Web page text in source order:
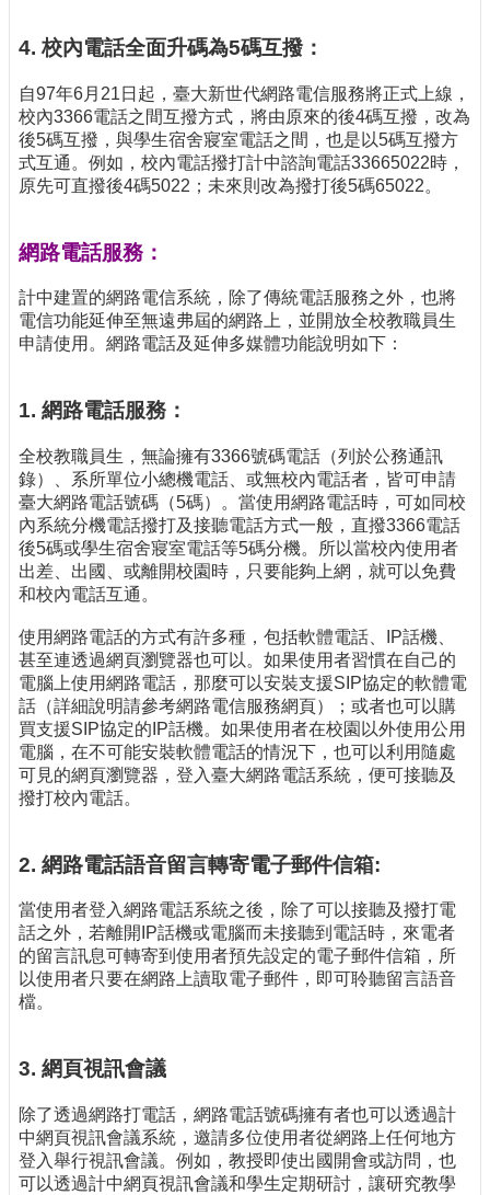
4. 校內電話全面升碼為5碼互撥：
自97年6月21日起，臺大新世代網路電信服務將正式上線，
校內3366電話之間互撥方式，將由原來的後4碼互撥，改為
後5碼互撥，與學生宿舍寢室電話之間，也是以5碼互撥方
式互通。例如，校內電話撥打計中諮詢電話33665022時，
原先可直撥後4碼5022；未來則改為撥打後5碼65022。
網路電話服務：
計中建置的網路電信系統，除了傳統電話服務之外，也將
電信功能延伸至無遠弗屆的網路上，並開放全校教職員生
申請使用。網路電話及延伸多媒體功能說明如下：
1. 網路電話服務：
全校教職員生，無論擁有3366號碼電話（列於公務通訊
錄）、系所單位小總機電話、或無校內電話者，皆可申請
臺大網路電話號碼（5碼）。當使用網路電話時，可如同校
內系統分機電話撥打及接聽電話方式一般，直撥3366電話
後5碼或學生宿舍寢室電話等5碼分機。所以當校內使用者
出差、出國、或離開校園時，只要能夠上網，就可以免費
和校內電話互通。
使用網路電話的方式有許多種，包括軟體電話、IP話機、
甚至連透過網頁瀏覽器也可以。如果使用者習慣在自己的
電腦上使用網路電話，那麼可以安裝支援SIP協定的軟體電
話（詳細說明請參考網路電信服務網頁）；或者也可以購
買支援SIP協定的IP話機。如果使用者在校園以外使用公用
電腦，在不可能安裝軟體電話的情況下，也可以利用隨處
可見的網頁瀏覽器，登入臺大網路電話系統，便可接聽及
撥打校內電話。
2. 網路電話語音留言轉寄電子郵件信箱:
當使用者登入網路電話系統之後，除了可以接聽及撥打電
話之外，若離開IP話機或電腦而未接聽到電話時，來電者
的留言訊息可轉寄到使用者預先設定的電子郵件信箱，所
以使用者只要在網路上讀取電子郵件，即可聆聽留言語音
檔。
3. 網頁視訊會議
除了透過網路打電話，網路電話號碼擁有者也可以透過計
中網頁視訊會議系統，邀請多位使用者從網路上任何地方
登入舉行視訊會議。例如，教授即使出國開會或訪問，也
可以透過計中網頁視訊會議和學生定期研討，讓研究教學